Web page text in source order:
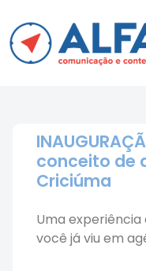
conceito de
Criciúma
Uma
você já viu em